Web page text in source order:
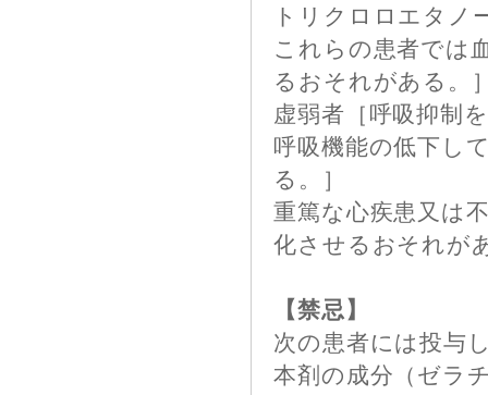
トリクロロエタノ
これらの患者では
るおそれがある。
虚弱者［呼吸抑制
呼吸機能の低下し
る。］
重篤な心疾患又は
化させるおそれが
【禁忌】
次の患者には投与
本剤の成分（ゼラ